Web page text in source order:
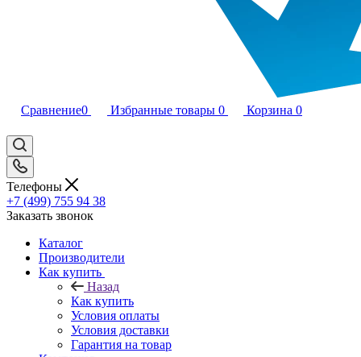
Сравнение0 Избранные товары 0 Корзина 0
Телефоны
+7 (499) 755 94 38
Заказать звонок
Каталог
Производители
Как купить
Назад
Как купить
Условия оплаты
Условия доставки
Гарантия на товар